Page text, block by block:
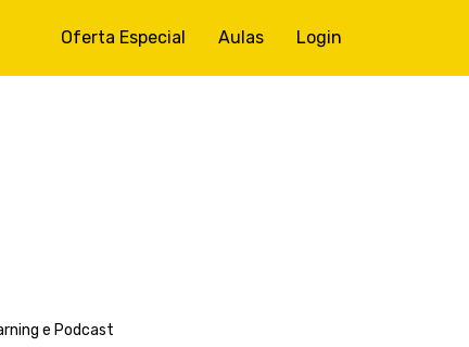
Oferta Especial Aulas Login
e Podcast